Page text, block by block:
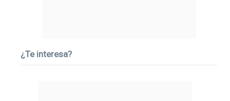
¿Te interesa?